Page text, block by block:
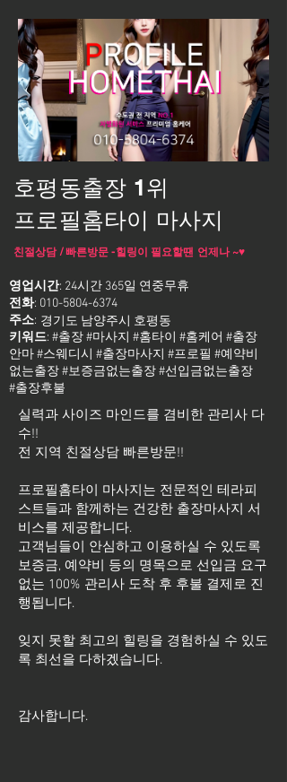
호평동출장 1위
프로필홈타이 마사지
친절상담 / 빠른방문 -힐링이 필요할땐 언제나 ~♥
영업시간: 24시간 365일 연중무휴
전화: 010-5804-6374
주소:
키워드: #출장 #마사지 #홈타이 #홈케어 #출장
안마 #스웨디시 #출장마사지 #프로필 #예약비
없는출장 #보증금없는출장 #선입금없는출장
#출장후불
경기도 남양주시 호평동
실력과 사이즈 마인드를 겸비한 관리사 다
수!!
전 지역 친절상담 빠른방문!!
프로필홈타이 마사지는 전문적인 테라피
스트들과 함께하는 건강한 출장마사지 서
비스를 제공합니다.
고객님들이 안심하고 이용하실 수 있도록
보증금, 예약비 등의 명목으로 선입금 요구
없는 100% 관리사 도착 후 후불 결제로 진
행됩니다.
잊지 못할 최고의 힐링을 경험하실 수 있도
록 최선을 다하겠습니다.
​감사합니다.